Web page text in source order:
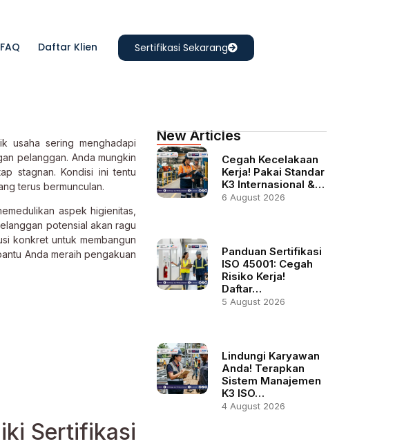
FAQ Daftar Klien Sertifikasi Sekarang
usaha sering menghadapi
pelanggan. Anda mungkin
stagnan. Kondisi ini tentu
terus bermunculan.
aspek higienitas,
potensial akan ragu
konkret untuk membangun
Anda meraih pengakuan
Sertifikasi
New Articles
Cegah Kecelakaan
Kerja! Pakai Standar
K3 Internasional &…
6 August 2026
Panduan Sertifikasi
ISO 45001: Cegah
Risiko Kerja!
Daftar…
5 August 2026
Lindungi Karyawan
Anda! Terapkan
Sistem Manajemen
K3 ISO…
4 August 2026